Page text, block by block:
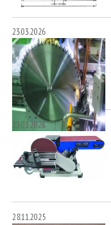
23.03.2026
23.03.2026
28.11.2025